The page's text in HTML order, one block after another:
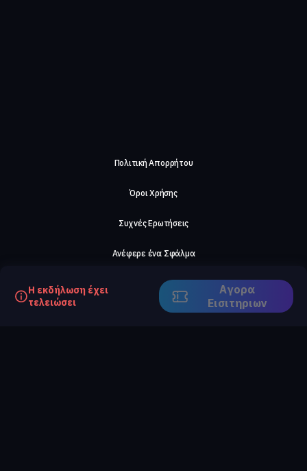
Η εκδήλωση έχει
τελειώσει
Αγορα
Eισιτηριων
Πολιτική Απορρήτου
Όροι Χρήσης
Συχνές Ερωτήσεις
Ανέφερε ένα Σφάλμα
Σχετικά με μας
Careers